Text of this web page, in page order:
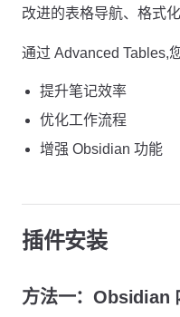
改进的表格导航、格式化
通过 Advanced Tables,
提升笔记效率
优化工作流程
增强 Obsidian 功能
插件安装
方法一：Obsidian